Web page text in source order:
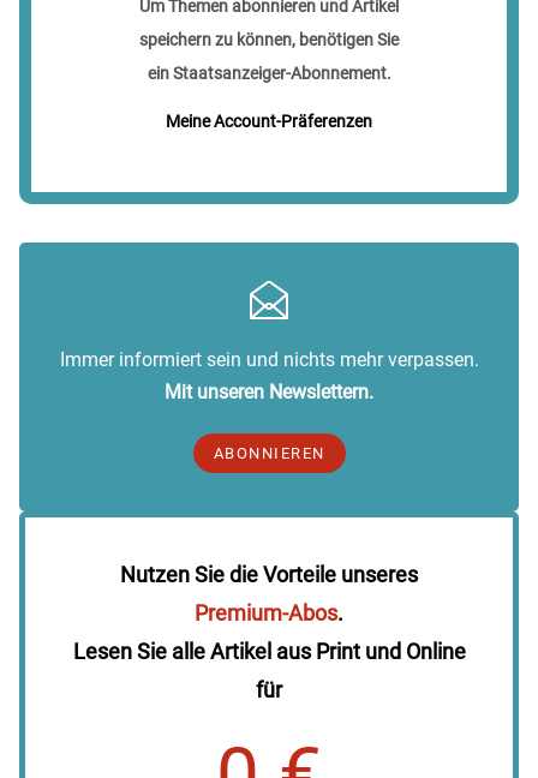
Um Themen abonnieren und Artikel
speichern zu können, benötigen Sie
ein Staatsanzeiger-Abonnement.
Meine Account-Präferenzen
Immer informiert sein und nichts mehr verpassen.
Mit unseren Newslettern.
ABONNIEREN
Nutzen Sie die Vorteile unseres
Premium-Abos.
Lesen Sie alle Artikel aus Print und Online
für